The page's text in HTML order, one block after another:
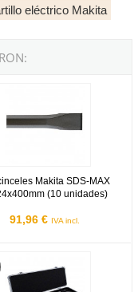
eléctrico Makita
Makita SDS-MAX
(10 unidades)
91,96 € IVA incl.
Makita SDS-